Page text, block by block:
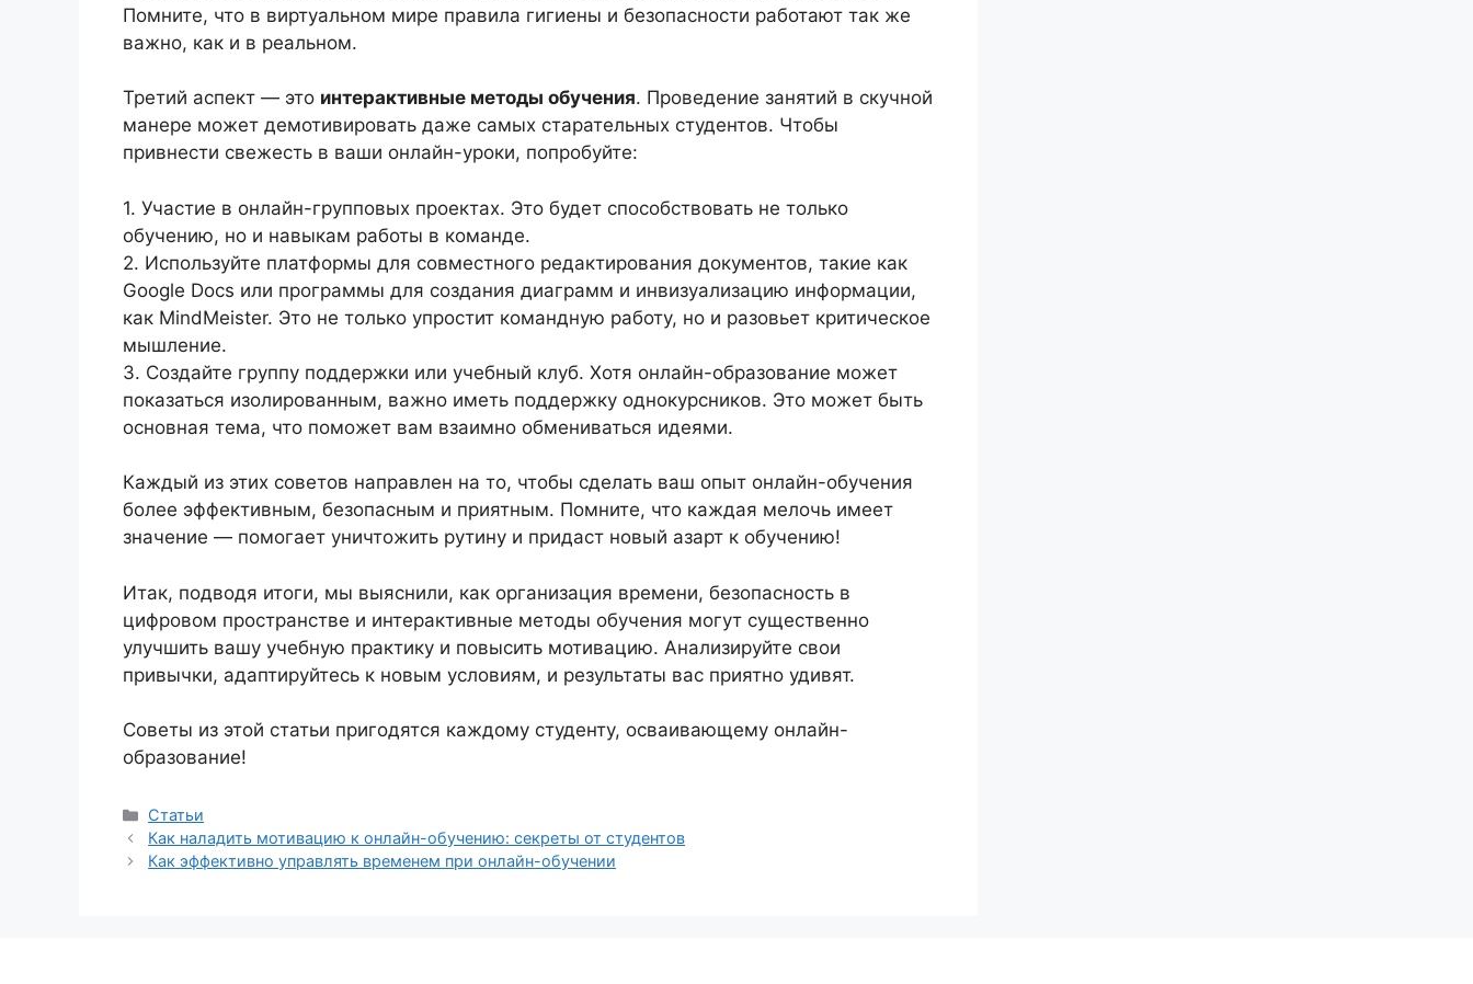
Помните, что в виртуальном мире правила гигиены и безопасности работают так же
важно, как и в реальном.
Третий аспект — это интерактивные методы обучения. Проведение занятий в скучной
манере может демотивировать даже самых старательных студентов. Чтобы
привнести свежесть в ваши онлайн-уроки, попробуйте:
1. Участие в онлайн-групповых проектах. Это будет способствовать не только
обучению, но и навыкам работы в команде.
2. Используйте платформы для совместного редактирования документов, такие как
Google Docs или программы для создания диаграмм и инвизуализацию информации,
как MindMeister. Это не только упростит командную работу, но и разовьет критическое
мышление.
3. Создайте группу поддержки или учебный клуб. Хотя онлайн-образование может
показаться изолированным, важно иметь поддержку однокурсников. Это может быть
основная тема, что поможет вам взаимно обмениваться идеями.
Каждый из этих советов направлен на то, чтобы сделать ваш опыт онлайн-обучения
более эффективным, безопасным и приятным. Помните, что каждая мелочь имеет
значение — помогает уничтожить рутину и придаст новый азарт к обучению!
Итак, подводя итоги, мы выяснили, как организация времени, безопасность в
цифровом пространстве и интерактивные методы обучения могут существенно
улучшить вашу учебную практику и повысить мотивацию. Анализируйте свои
привычки, адаптируйтесь к новым условиям, и результаты вас приятно удивят.
Советы из этой статьи пригодятся каждому студенту, осваивающему онлайн-
образование!
Рубрики
Статьи
Как наладить мотивацию к онлайн-обучению: секреты от студентов
Как эффективно управлять временем при онлайн-обучении